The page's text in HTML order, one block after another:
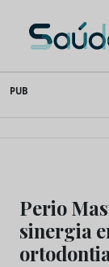
to
content
Saúde Oral
PUB
Perio
sinergia
ortodontia